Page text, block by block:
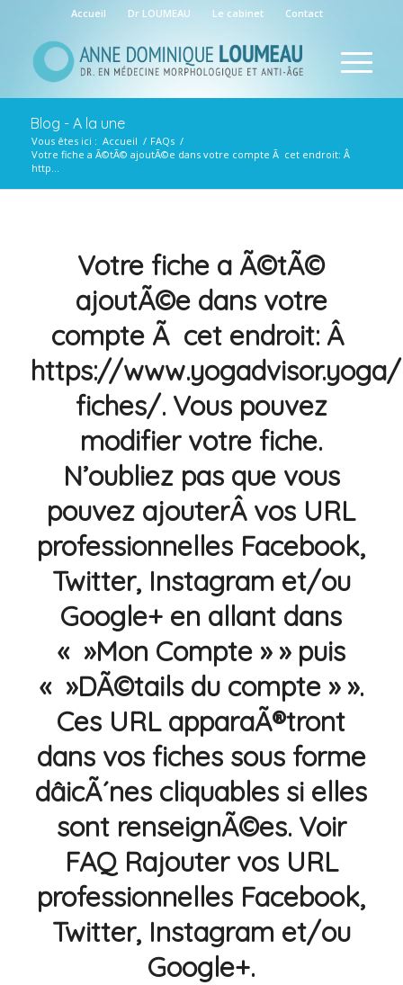
Accueil Dr LOUMEAU Le cabinet Contact
Blog - A la une
Vous êtes ici : Accueil / FAQs /
Votre fiche a Ã©tÃ© ajoutÃ©e dans votre compte Ã cet endroit: Â
http...
Votre fiche a Ã©tÃ©
ajoutÃ©e dans votre
compte Ã cet endroit: Â
https://
fiches/. Vous pouvez
modifier votre fiche.
N’oubliez pas que vous
pouvez ajouterÂ vos URL
professionnelles Facebook,
Twitter, Instagram et/ou
Google+ en allant dans
« »Mon Compte » » puis
« »DÃ©tails du compte » ».
Ces URL apparaÃ®tront
dans vos fiches sous forme
dâicÃ´nes cliquables si elles
sont renseignÃ©es. Voir
FAQ Rajouter vos URL
professionnelles Facebook,
Twitter, Instagram et/ou
Google+.